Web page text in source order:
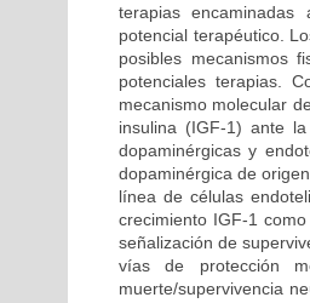
terapias
potencial terapéutico.
posibles mecanismos
potenciales terapias.
mecanismo molecular
insulina (IGF-1) ante
dopaminérgicas y
dopaminérgica de
línea de células
crecimiento IGF-1
señalización de
vías de protección
muerte/supervivencia